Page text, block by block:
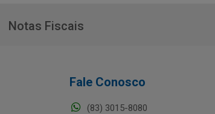
Notas Fiscais
Fale Conosco
(83) 3015-8080